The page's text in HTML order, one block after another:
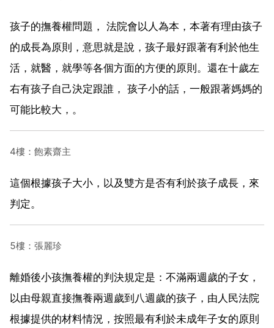
孩子的撫養權問題， 法院會以人為本，本著有理由孩子
的成長為原則，意思就是說，孩子最好跟著有利於他生
活，就醫，就學等各個方面的方便的原則。還在十歲左
右有孩子自己決定跟誰， 孩子小的話，一般跟著媽媽的
可能比較大，。
4樓：飽素齋主
這個根據孩子大小，以及雙方是否有利於孩子成長，來
判定。
5樓：張麗珍
離婚後小孩撫養權的判決規定是：不滿兩週歲的子女，
以由母親直接撫養兩週歲到八週歲的孩子，由人民法院
根據提供的材料情況，按照最有利於未成年子女的原則